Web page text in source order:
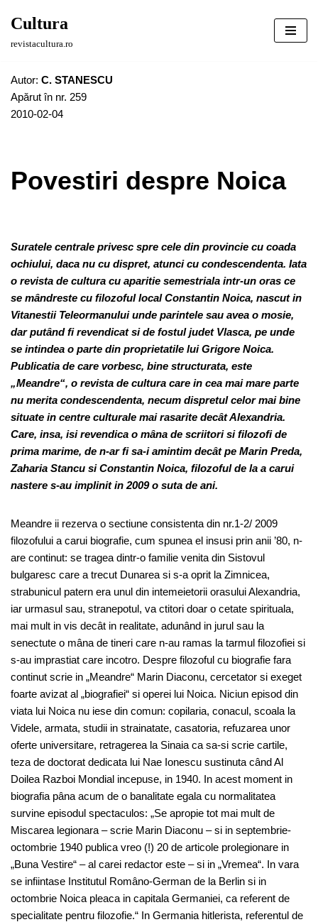
Sari
Cultura
revistacultura.ro
Autor: C. STANESCU
Apărut în nr. 259
2010-02-04
Povestiri despre Noica
Suratele centrale privesc spre cele din provincie cu coada
ochiului, daca nu cu dispret, atunci cu condescendenta. Iata
o revista de cultura cu aparitie semestriala intr-un oras ce
se mândreste cu filozoful local Constantin Noica, nascut in
Vitanestii Teleormanului unde parintele sau avea o mosie,
dar putând fi revendicat si de fostul judet Vlasca, pe unde
se intindea o parte din proprietatile lui Grigore Noica.
Publicatia de care vorbesc, bine structurata, este
„Meandre“, o revista de cultura care in cea mai mare parte
nu merita condescendenta, necum dispretul celor mai bine
situate in centre culturale mai rasarite decât Alexandria.
Care, insa, isi revendica o mâna de scriitori si filozofi de
prima marime, de n-ar fi sa-i amintim decât pe Marin Preda,
Zaharia Stancu si Constantin Noica, filozoful de la a carui
nastere s-au implinit in 2009 o suta de ani.
Meandre ii rezerva o sectiune consistenta din nr.1-2/ 2009
filozofului a carui biografie, cum spunea el insusi prin anii ’80, n-
are continut: se tragea dintr-o familie venita din Sistovul
bulgaresc care a trecut Dunarea si s-a oprit la Zimnicea,
strabunicul patern era unul din intemeietorii orasului Alexandria,
iar urmasul sau, stranepotul, va ctitori doar o cetate spirituala,
mai mult in vis decât in realitate, adunând in jurul sau la
senectute o mâna de tineri care n-au ramas la tarmul filozofiei si
s-au imprastiat care incotro. Despre filozoful cu biografie fara
continut scrie in „Meandre“ Marin Diaconu, cercetator si exeget
foarte avizat al „biografiei“ si operei lui Noica. Niciun episod din
viata lui Noica nu iese din comun: copilaria, conacul, scoala la
Videle, armata, studii in strainatate, casatoria, refuzarea unor
oferte universitare, retragerea la Sinaia ca sa-si scrie cartile,
teza de doctorat dedicata lui Nae Ionescu sustinuta când Al
Doilea Razboi Mondial incepuse, in 1940. In acest moment in
biografia pâna acum de o banalitate egala cu normalitatea
survine episodul spectaculos: „Se apropie tot mai mult de
Miscarea legionara – scrie Marin Diaconu – si in septembrie-
octombrie 1940 publica vreo (!) 20 de articole prolegionare in
„Buna Vestire“ – al carei redactor este – si in „Vremea“. In vara
se infiintase Institutul Româno-German de la Berlin si in
octombrie Noica pleaca in capitala Germaniei, ca referent de
specialitate pentru filozofie.“ In Germania hitlerista, referentul de